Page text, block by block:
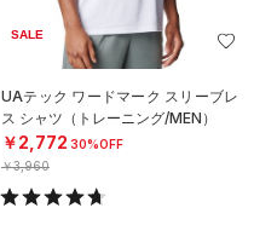
SALE
UAテック ワードマーク スリーブレ
ス シャツ（トレーニング/MEN）
￥2,772 30%OFF
￥3,960